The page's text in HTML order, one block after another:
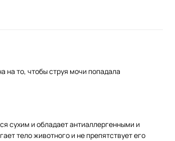
на то, чтобы струя мочи попадала
сухим и обладает антиаллергенными и
тело животного и не препятствует его